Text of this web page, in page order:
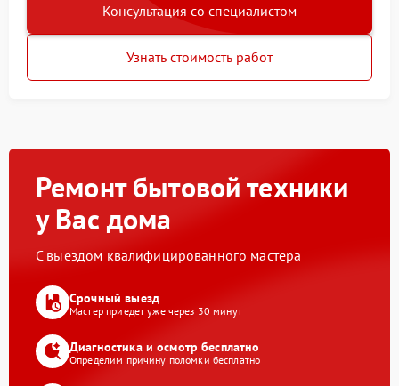
Консультация со специалистом
Узнать стоимость работ
Ремонт бытовой техники
у Вас дома
С выездом квалифицированного мастера
Срочный выезд
Мастер приедет уже через 30 минут
Диагностика и осмотр бесплатно
Определим причину поломки бесплатно